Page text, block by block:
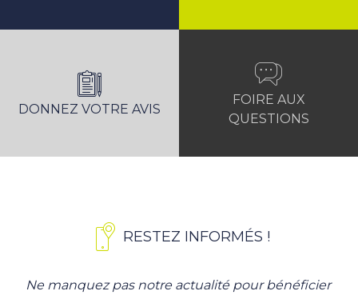
DONNEZ VOTRE AVIS
FOIRE AUX
QUESTIONS
RESTEZ INFORMÉS !
Ne manquez pas notre actualité pour bénéficier